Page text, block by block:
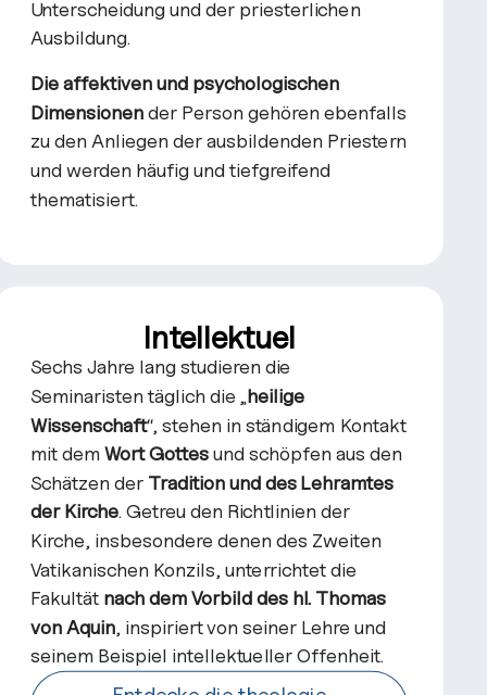
Unterscheidung und der priesterlichen
Ausbildung.
Die affektiven und psychologischen
Dimensionender Person gehören ebenfalls
zu den Anliegen der ausbildenden Priestern
und werden häufig und tiefgreifend
thematisiert.
Intellektuel
Sechs Jahre lang studieren die
Seminaristen täglich die „heilige
Wissenschaft“, stehen in ständigem Kontakt
mit demWort Gottesund schöpfen aus den
Schätzen der Tradition und des Lehramtes
der Kirche. Getreu den Richtlinien der
Kirche, insbesondere denen des Zweiten
Vatikanischen Konzils, unterrichtet die
Fakultät nach dem Vorbild des hl. Thomas
von Aquin, inspiriert von seiner Lehre und
seinem Beispiel intellektueller Offenheit.